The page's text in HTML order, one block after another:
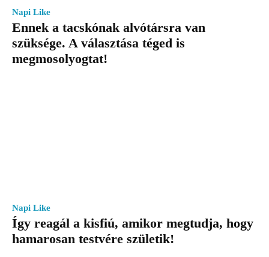
Napi Like
Ennek a tacskónak alvótársra van
szüksége. A választása téged is
megmosolyogtat!
Napi Like
Így reagál a kisfiú, amikor megtudja, hogy
hamarosan testvére születik!